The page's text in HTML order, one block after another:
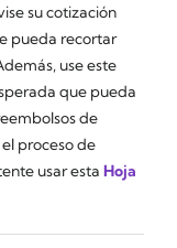
su cotización
pueda recortar
use este
que pueda
de
proceso de
usar esta Hoja